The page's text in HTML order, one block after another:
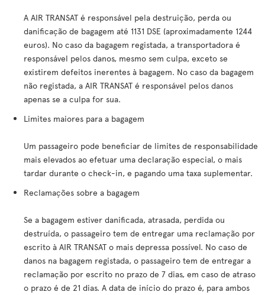
A AIR TRANSAT é responsável pela destruição, perda ou
danificação de bagagem até 1131 DSE (aproximadamente 1244
euros). No caso da bagagem registada, a transportadora é
responsável pelos danos, mesmo sem culpa, exceto se
existirem defeitos inerentes à bagagem. No caso da bagagem
não registada, a AIR TRANSAT é responsável pelos danos
apenas se a culpa for sua.
Limites maiores para a bagagem
Um passageiro pode beneficiar de limites de responsabilidade
mais elevados ao efetuar uma declaração especial, o mais
tardar durante o check-in, e pagando uma taxa suplementar.
Reclamações sobre a bagagem
Se a bagagem estiver danificada, atrasada, perdida ou
destruída, o passageiro tem de entregar uma reclamação por
escrito à AIR TRANSAT o mais depressa possível. No caso de
danos na bagagem registada, o passageiro tem de entregar a
reclamação por escrito no prazo de 7 dias, em caso de atraso
o prazo é de 21 dias. A data de início do prazo é, para ambos